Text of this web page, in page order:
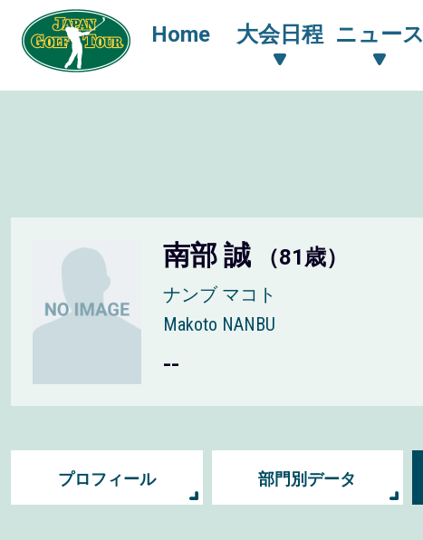
Home 大会日程 ニュース
南部 誠 （81歳）
ナンブ マコト
Makoto NANBU
--
プロフィール 部門別データ